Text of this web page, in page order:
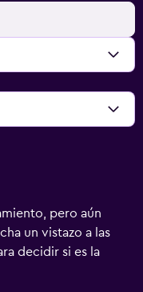
pero aún
un vistazo a las
decidir si es la